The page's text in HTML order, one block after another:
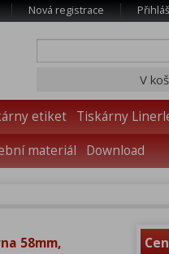
Nová registrace
V
etiket
Tiskárny
materiál Download
58mm,